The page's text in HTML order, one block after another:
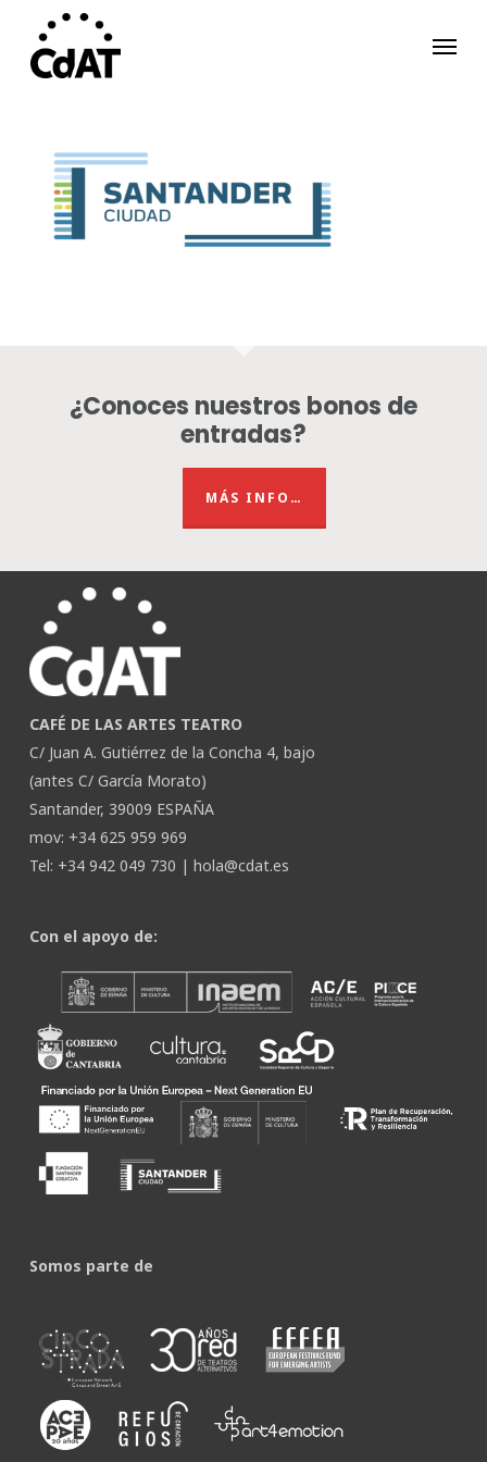
main
Menu
¿Conoces nuestros bonos de
entradas?
MÁS INFO…
CAFÉ DE LAS ARTES TEATRO
C/ Juan A. Gutiérrez de la Concha 4, bajo
(antes C/ García Morato)
Santander, 39009 ESPAÑA
mov: +34 625 959 969
Tel: +34 942 049 730 | hola@cdat.es
Con el apoyo de:
Somos parte de